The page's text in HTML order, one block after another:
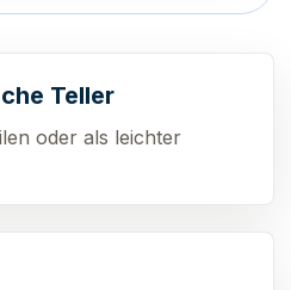
Teller
oder als leichter